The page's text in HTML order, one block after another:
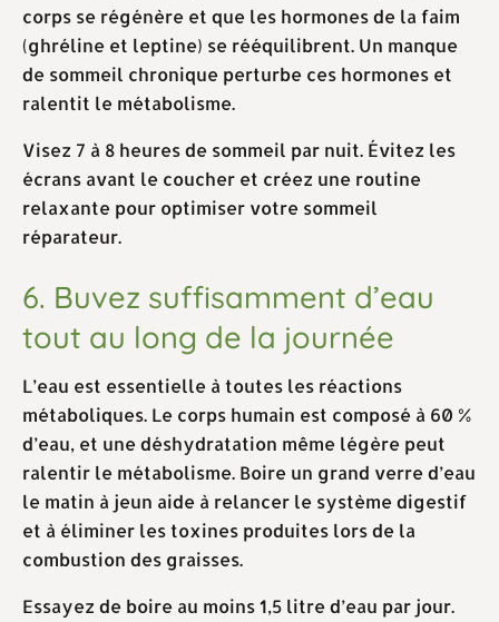
corps se régénère et que les hormones de la faim
(ghréline et leptine) se rééquilibrent. Un manque
de sommeil chronique perturbe ces hormones et
ralentit le métabolisme.
Visez 7 à 8 heures de sommeil par nuit. Évitez les
écrans avant le coucher et créez une routine
relaxante pour optimiser votre sommeil
réparateur.
6. Buvez suffisamment d’eau
tout au long de la journée
L’eau est essentielle à toutes les réactions
métaboliques. Le corps humain est composé à 60 %
d’eau, et une déshydratation même légère peut
ralentir le métabolisme. Boire un grand verre d’eau
le matin à jeun aide à relancer le système digestif
et à éliminer les toxines produites lors de la
combustion des graisses.
Essayez de boire au moins 1,5 litre d’eau par jour.